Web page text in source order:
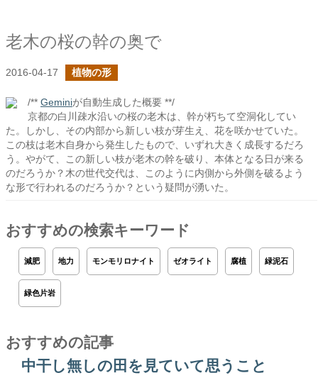
老木の桜の幹の奥で
2016-04-17 植物の形
/** Geminiが自動生成した概要 **/
京都の白川疎水沿いの桜の老木は、幹が朽ちて空洞化してい
た。しかし、その内部から新しい枝が芽生え、花を咲かせていた。
この枝は老木自身から発生したもので、いずれ大きく成長するだろ
う。やがて、この新しい枝が老木の幹を破り、本体となる日が来る
のだろうか？木の世代交代は、このように内側から外側を破るよう
な形で行われるのだろうか？という疑問が湧いた。
おすすめの検索キーワード
減肥 地力 モンモリロナイト ゼオライト 腐植 緑泥石
緑色片岩
おすすめの記事
中干し無しの田を見ていて思うこと